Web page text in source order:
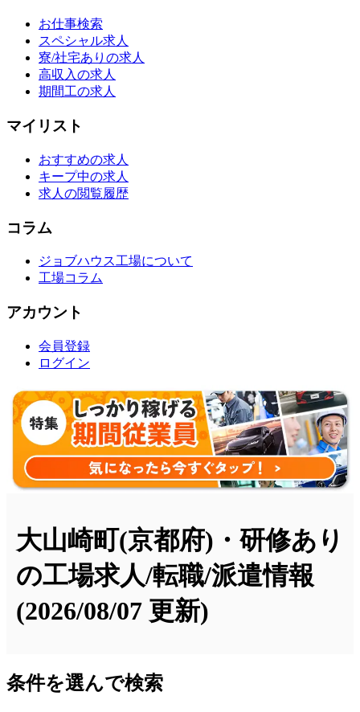
お仕事検索
スペシャル求人
寮/社宅ありの求人
高収入の求人
期間工の求人
マイリスト
おすすめの求人
キープ中の求人
求人の閲覧履歴
コラム
ジョブハウス工場について
工場コラム
アカウント
会員登録
ログイン
大山崎町(京都府)・研修あり
の工場求人/転職/派遣情報
(2026/08/07 更新)
条件を選んで検索